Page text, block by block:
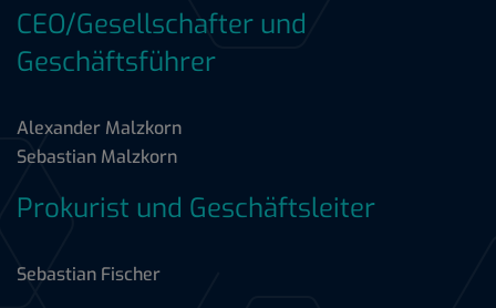
CEO/Gesellschafter und
Geschäftsführer
Alexander Malzkorn
Sebastian Malzkorn
Prokurist und Geschäftsleiter
Sebastian Fischer